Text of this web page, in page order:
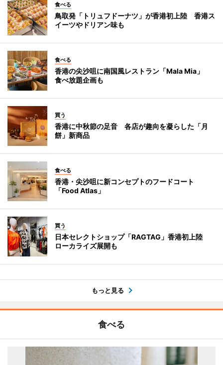
食べる
鳥取発「トリュフドーナツ」が香港初上陸 香港ス
イーツやドリアン味も
食べる
香港の尖沙咀に南国風レストラン「Mala Mia」
食べ放題企画も
買う
香港に中秋節の足音 各店が趣向を凝らした「月
餅」新商品
食べる
香港・尖沙咀に新コンセプトのフードコート
「Food Atlas」
買う
日本セレクトショップ「RAGTAG」香港初上陸
ローカライズ展開も
もっと見る
食べる